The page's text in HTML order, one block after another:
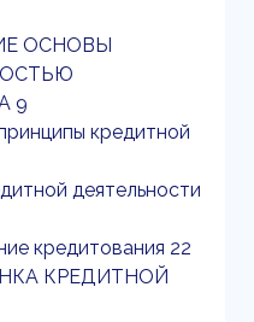
ОСНОВЫ
9
кредитной
деятельности
кредитования 22
КРЕДИТНОЙ